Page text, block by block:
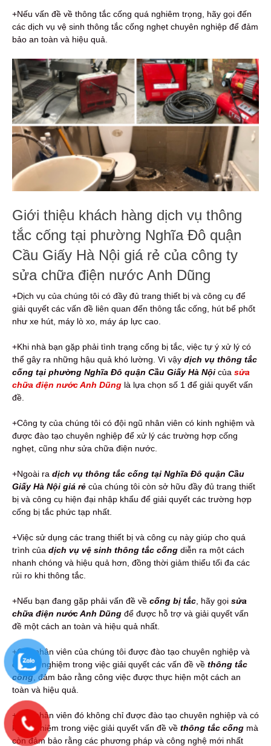
+Nếu vấn đề về thông tắc cống quá nghiêm trọng, hãy gọi đến
các dịch vụ vệ sinh thông tắc cống nghẹt chuyên nghiệp để đảm
bảo an toàn và hiệu quả.
Giới thiệu khách hàng dịch vụ thông
tắc cống tại phường Nghĩa Đô quận
Cầu Giấy Hà Nội giá rẻ của công ty
sửa chữa điện nước Anh Dũng
+Dịch vụ của chúng tôi có đầy đủ trang thiết bị và công cụ để
giải quyết các vấn đề liên quan đến thông tắc cống, hút bể phốt
như xe hút, máy lò xo, máy áp lực cao.
+Khi nhà bạn gặp phải tình trạng cống bị tắc, việc tự ý xử lý có
thể gây ra những hậu quả khó lường. Vì vậy dịch vụ thông tắc
cống tại phường Nghĩa Đô quận Cầu Giấy Hà Nội của sửa
chữa điện nước Anh Dũng là lựa chọn số 1 để giải quyết vấn
đề.
+Công ty của chúng tôi có đội ngũ nhân viên có kinh nghiệm và
được đào tạo chuyên nghiệp để xử lý các trường hợp cống
nghẹt, cũng như sửa chữa điện nước.
+Ngoài ra dịch vụ thông tắc cống tại Nghĩa Đô quận Cầu
Giấy Hà Nội giá rẻ của chúng tôi còn sở hữu đầy đủ trang thiết
bị và công cụ hiện đại nhập khẩu để giải quyết các trường hợp
cống bị tắc phức tạp nhất.
+Việc sử dụng các trang thiết bị và công cụ này giúp cho quá
trình của dịch vụ vệ sinh thông tắc cống diễn ra một cách
nhanh chóng và hiệu quả hơn, đồng thời giảm thiểu tối đa các
rủi ro khi thông tắc.
+Nếu bạn đang gặp phải vấn đề về cống bị tắc , hãy gọi sửa
chữa điện nước Anh Dũng để được hỗ trợ và giải quyết vấn
đề một cách an toàn và hiệu quả nhất.
+Các nhân viên của chúng tôi được đào tạo chuyên nghiệp và
có kinh nghiệm trong việc giải quyết các vấn đề về thông tắc
cống, đảm bảo rằng công việc được thực hiện một cách an
toàn và hiệu quả.
+Các nhân viên đó không chỉ được đào tạo chuyên nghiệp và có
kinh nghiệm trong việc giải quyết vấn đề về thông tắc cống mà
còn đảm bảo rằng các phương pháp và công nghệ mới nhất